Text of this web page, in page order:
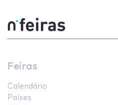
Feiras
Calendário
Países